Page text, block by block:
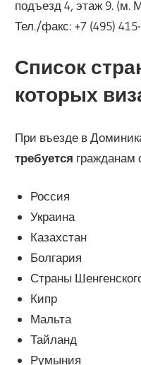
подъезд 4, этаж 9. (м.
Тел./факс: +7 (495)
Список
которых
При въезде в
требуется гражданам
Россия
Украина
Казахстан
Болгария
Страны
Кипр
Мальта
Тайланд
Румыния